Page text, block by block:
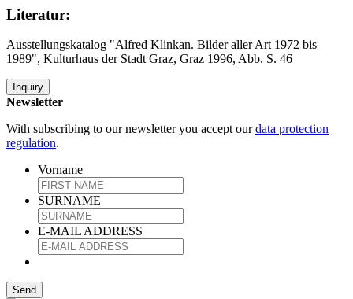
Literatur:
Ausstellungskatalog "Alfred Klinkan. Bilder aller Art 1972 bis
1989", Kulturhaus der Stadt Graz, Graz 1996, Abb. S. 46
Inquiry
Newsletter
With subscribing to our newsletter you accept ourdata protection
regulation.
Vorname
SURNAME
E-MAIL ADDRESS